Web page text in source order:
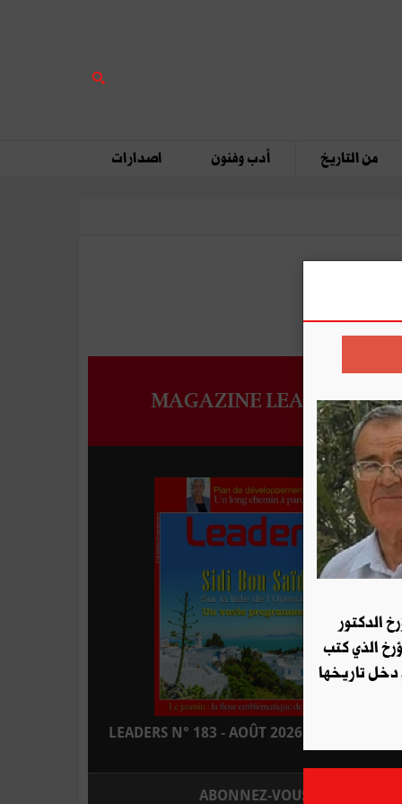
من التاريخ أدب وفنون اصدارات
MAGAZINE LEADERS
LEADERS N° 183 - AOÛT 2026 : EN KIOSQUE
ABONNEZ-VOUS
الدكتور
الذي كتب
دخل تاريخها